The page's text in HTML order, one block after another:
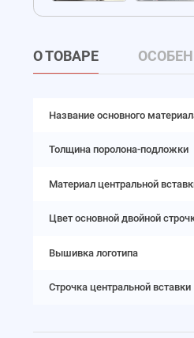
О ТОВАРЕ
Название основного
Толщина поролона-подложки
Материал центральной
Цвет основной двойной
Вышивка логотипа
Строчка центральной вставки